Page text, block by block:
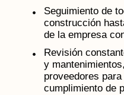
Seguimiento de
construcción
de la empresa
Revisión
y
proveedores
cumplimiento de